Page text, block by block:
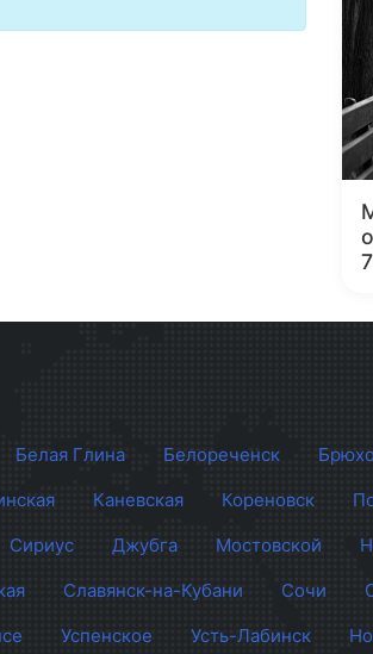
Белая Глина Белореченск
Каневская Кореновск
Сириус Джубга Мостовской
Славянск-на-Кубани Сочи
Успенское Усть-Лабинск